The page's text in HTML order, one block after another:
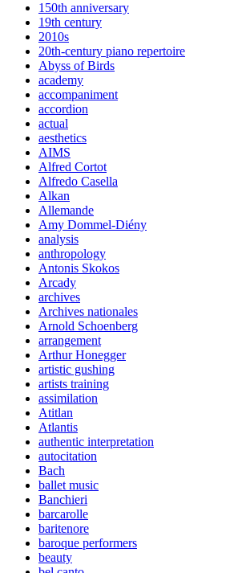
150th anniversary
19th century
2010s
20th-century piano repertoire
Abyss of Birds
academy
accompaniment
accordion
actual
aesthetics
AIMS
Alfred Cortot
Alfredo Casella
Alkan
Allemande
Amy Dommel-Diény
analysis
anthropology
Antonis Skokos
Arcady
archives
Archives nationales
Arnold Schoenberg
arrangement
Arthur Honegger
artistic gushing
artists training
assimilation
Atitlan
Atlantis
authentic interpretation
autocitation
Bach
ballet music
Banchieri
barcarolle
baritenore
baroque performers
beauty